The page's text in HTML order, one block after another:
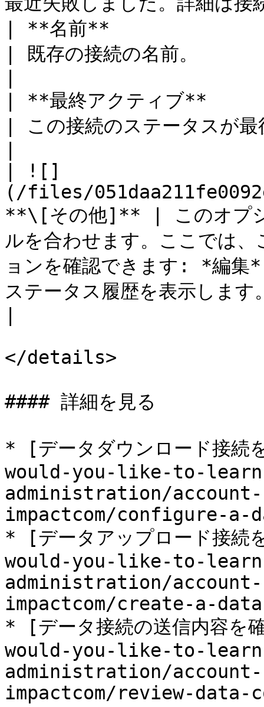
| **名前**
| 既存の接続の名前。
| **最終アクティブ**
| この接続のステータスが
| ![]
(/files/
**\[その他]** | このオプシ
ルを合わせます。ここでは
ョンを確認できます: *編
ステータス履歴を表示します
</details>
#### 詳細を見る
* [データダウンロード接
would-you-like-to-
administration/
impactcom/configure-a-
* [データアップロード接
would-you-like-to-
administration/
impactcom/create-a-
* [データ接続の送信内容
would-you-like-to-
administration/
impactcom/review-data-